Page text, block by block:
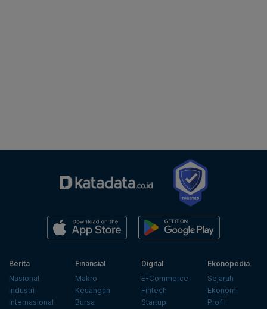
Berita
Nasional
Industri
Internasional
Finansial
Makro
Keuangan
Bursa
Digital
E-Commerce
Fintech
Startup
Ekonopedia
Sejarah
Ekonomi
Profil